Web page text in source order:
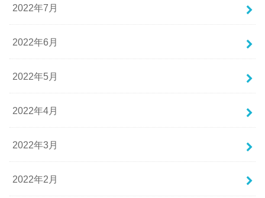
2022年7月
2022年6月
2022年5月
2022年4月
2022年3月
2022年2月